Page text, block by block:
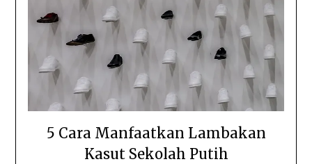
5 Cara Manfaatkan Lambakan
Kasut Sekolah Putih